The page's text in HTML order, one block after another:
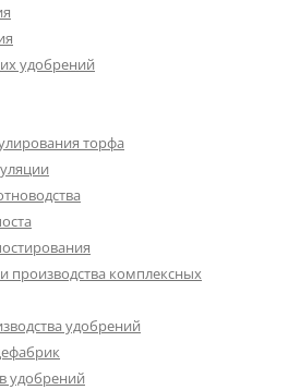
удобрений
торфа
производства комплексных
удобрений
удобрений